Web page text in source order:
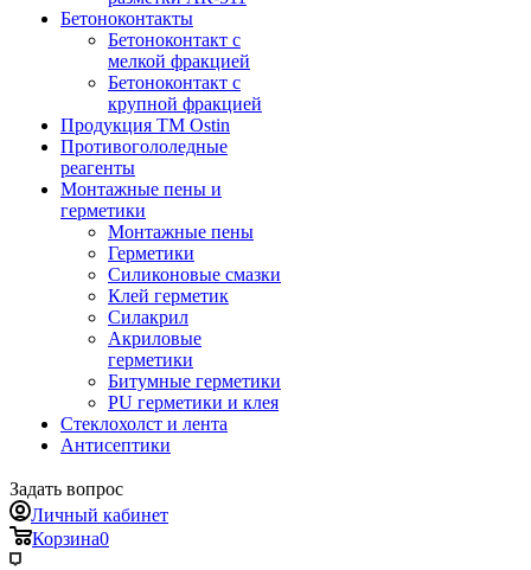
Бетоноконтакты
Бетоноконтакт с
мелкой фракцией
Бетоноконтакт с
крупной фракцией
Продукция ТМ Ostin
Противогололедные
реагенты
Монтажные пены и
герметики
Монтажные пены
Герметики
Силиконовые смазки
Клей герметик
Силакрил
Акриловые
герметики
Битумные герметики
PU герметики и клея
Стеклохолст и лента
Антисептики
Задать вопрос
Личный кабинет
Корзина0